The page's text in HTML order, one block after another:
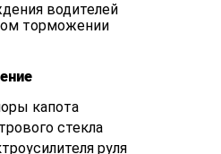
водителей
торможении
капота
стекла
руля